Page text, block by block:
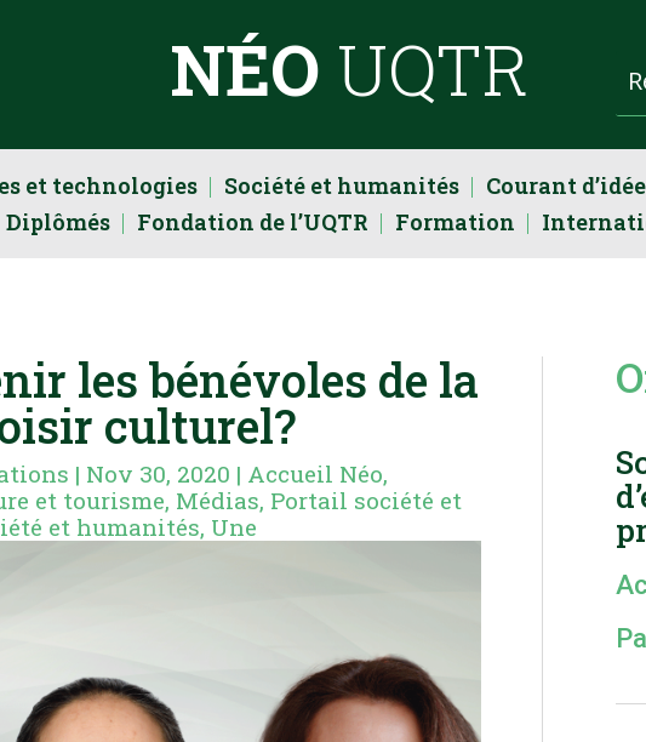
NÉO UQTR
et technologies Société et humanités Courant
Diplômés
Fondation de l’UQTR Formation
les bénévoles de la
culturel?
| Nov 30, 2020 | Accueil Néo,
et tourisme, Médias, Portail société et
et humanités, Une